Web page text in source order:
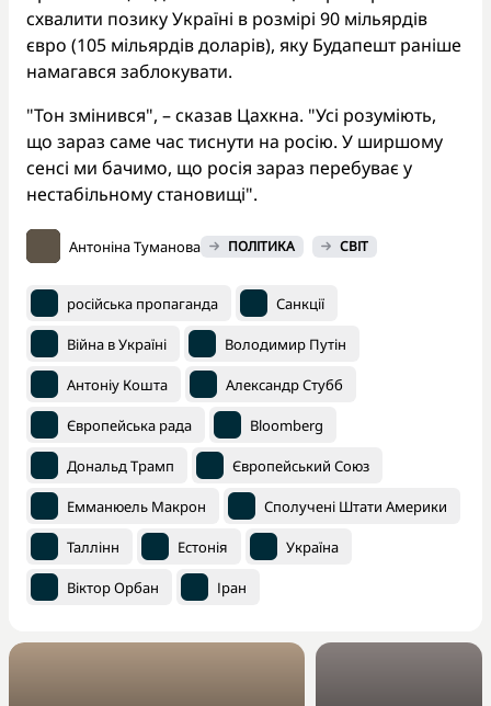
схвалити позику Україні в розмірі 90 мільярдів
євро (105 мільярдів доларів), яку Будапешт раніше
намагався заблокувати.
"Тон змінився", – сказав Цахкна. "Усі розуміють,
що зараз саме час тиснути на росію. У ширшому
сенсі ми бачимо, що росія зараз перебуває у
нестабільному становищі".
Антоніна Туманова ПОЛІТИКА СВІТ
російська пропаганда Санкції
Війна в Україні Володимир Путін
Антоніу Кошта Александр Стубб
Європейська рада Bloomberg
Дональд Трамп Європейський Союз
Емманюель Макрон Сполучені Штати Америки
Таллінн Естонія Україна
Віктор Орбан Іран